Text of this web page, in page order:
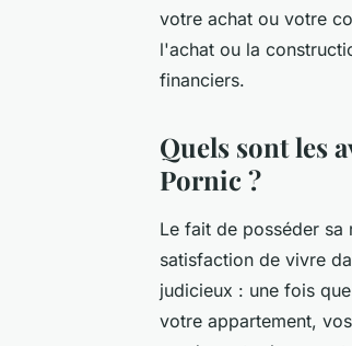
votre achat ou votre
l'achat ou la
financiers.
Quels sont les
Pornic ?
Le fait de posséder
satisfaction de vivre
judicieux : une fois
votre appartement,